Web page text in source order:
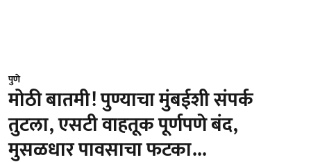
पुणे
मोठी बातमी! पुण्याचा मुंबईशी संपर्क
तुटला, एसटी वाहतूक पूर्णपणे बंद,
मुसळधार पावसाचा फटका...